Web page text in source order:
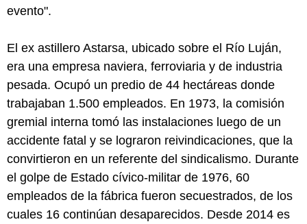
evento".
El ex astillero Astarsa, ubicado sobre el Río Luján,
era una empresa naviera, ferroviaria y de industria
pesada. Ocupó un predio de 44 hectáreas donde
trabajaban 1.500 empleados. En 1973, la comisión
gremial interna tomó las instalaciones luego de un
accidente fatal y se lograron reivindicaciones, que la
convirtieron en un referente del sindicalismo. Durante
el golpe de Estado cívico-militar de 1976, 60
empleados de la fábrica fueron secuestrados, de los
cuales 16 continúan desaparecidos. Desde 2014 es